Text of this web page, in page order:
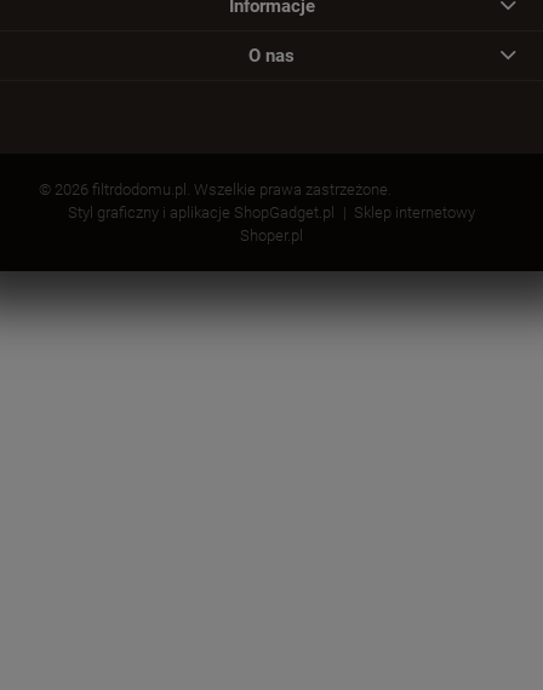
Informacje
O nas
© 2026 filtrdodomu.pl. Wszelkie prawa zastrzeżone.
Styl graficzny i aplikacje ShopGadget.pl
Sklep internetowy
Shoper.pl